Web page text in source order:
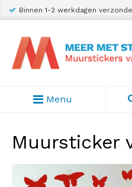
Binnen 1-2 werkdagen
Menu
Muursticker